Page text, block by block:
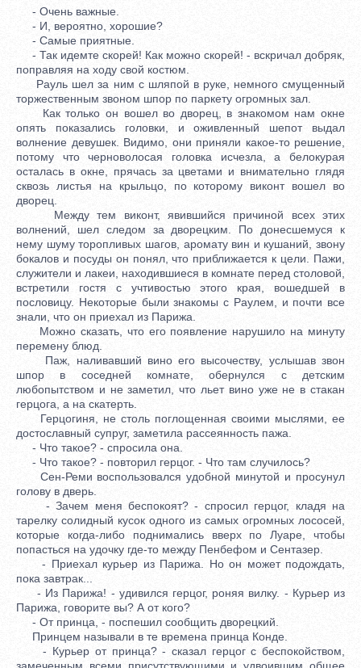
- Очень важные.
- И, вероятно, хорошие?
- Самые приятные.
- Так идемте скорей! Как можно скорей! - вскричал добряк,
поправляя на ходу свой костюм.
Рауль шел за ним с шляпой в руке, немного смущенный
торжественным звоном шпор по паркету огромных зал.
Как только он вошел во дворец, в знакомом нам окне
опять показались головки, и оживленный шепот выдал
волнение девушек. Видимо, они приняли какое-то решение,
потому что черноволосая головка исчезла, а белокурая
осталась в окне, прячась за цветами и внимательно глядя
сквозь листья на крыльцо, по которому виконт вошел во
дворец.
Между тем виконт, явившийся причиной всех этих
волнений, шел следом за дворецким. По донесшемуся к
нему шуму торопливых шагов, аромату вин и кушаний, звону
бокалов и посуды он понял, что приближается к цели. Пажи,
служители и лакеи, находившиеся в комнате перед столовой,
встретили гостя с учтивостью этого края, вошедшей в
пословицу. Некоторые были знакомы с Раулем, и почти все
знали, что он приехал из Парижа.
Можно сказать, что его появление нарушило на минуту
перемену блюд.
Паж, наливавший вино его высочеству, услышав звон
шпор в соседней комнате, обернулся с детским
любопытством и не заметил, что льет вино уже не в стакан
герцога, а на скатерть.
Герцогиня, не столь поглощенная своими мыслями, ее
достославный супруг, заметила рассеянность пажа.
- Что такое? - спросила она.
- Что такое? - повторил герцог. - Что там случилось?
Сен-Реми воспользовался удобной минутой и просунул
голову в дверь.
- Зачем меня беспокоят? - спросил герцог, кладя на
тарелку солидный кусок одного из самых огромных лососей,
которые когда-либо поднимались вверх по Луаре, чтобы
попасться на удочку где-то между Пенбефом и Сентазер.
- Приехал курьер из Парижа. Но он может подождать,
пока завтрак...
- Из Парижа! - удивился герцог, роняя вилку. - Курьер из
Парижа, говорите вы? А от кого?
- От принца, - поспешил сообщить дворецкий.
Принцем называли в те времена принца Конде.
- Курьер от принца? - сказал герцог с беспокойством,
замеченным всеми присутствующими и удвоившим общее